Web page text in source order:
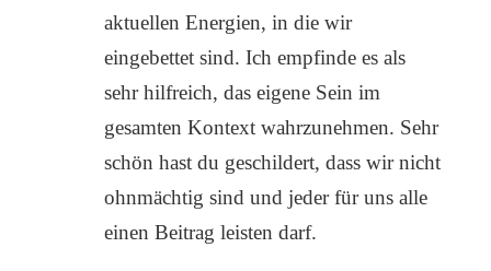
aktuellen Energien, in die wir
eingebettet sind. Ich empfinde es als
sehr hilfreich, das eigene Sein im
gesamten Kontext wahrzunehmen. Sehr
schön hast du geschildert, dass wir nicht
ohnmächtig sind und jeder für uns alle
einen Beitrag leisten darf.